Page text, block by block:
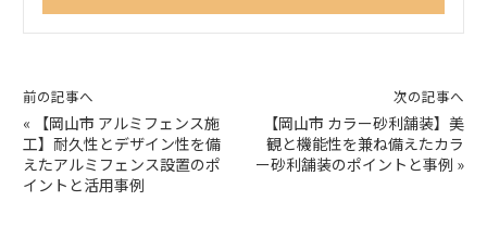
前の記事へ
«
【岡山市 アルミフェンス施
工】耐久性とデザイン性を備
えたアルミフェンス設置のポ
イントと活用事例
次の記事へ
【岡山市 カラー砂利舗装】美
観と機能性を兼ね備えたカラ
ー砂利舗装のポイントと事例 »